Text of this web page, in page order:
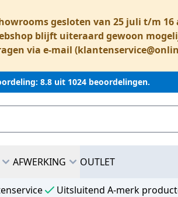
gesloten van 25 juli t/m
blijft uiteraard gewoon
via e-mail (
8.8 uit 1024 beoordelingen.
AFWERKING OUTLET
Uitsluitend A-merk